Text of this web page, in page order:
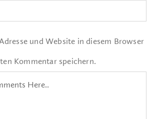
und Website in diesem Browser
Kommentar speichern.